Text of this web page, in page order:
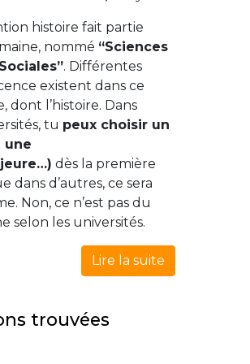
histoire fait partie
nommé “Sciences
. Différentes
existent dans ce
dont l’histoire. Dans
tu peux choisir un
une
dès la première
dans d’autres, ce sera
Non, ce n’est pas du
selon les universités.
Lire la suite
trouvées